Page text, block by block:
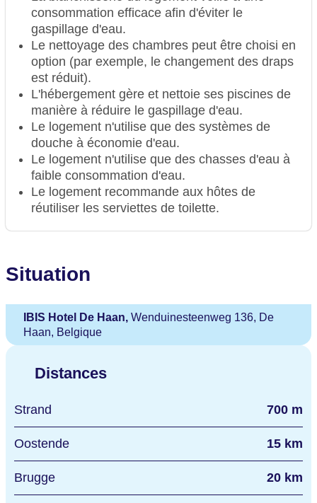
consommation efficace afin d'éviter le
gaspillage d'eau.
Le nettoyage des chambres peut être choisi en
option (par exemple, le changement des draps
est réduit).
L'hébergement gère et nettoie ses piscines de
manière à réduire le gaspillage d'eau.
Le logement n'utilise que des systèmes de
douche à économie d'eau.
Le logement n'utilise que des chasses d'eau à
faible consommation d'eau.
Le logement recommande aux hôtes de
réutiliser les serviettes de toilette.
Situation
IBIS Hotel De Haan, Wenduinesteenweg 136, De
Haan, Belgique
Distances
Strand 700 m
Oostende 15 km
Brugge 20 km